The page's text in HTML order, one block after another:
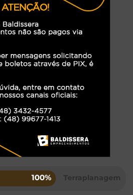
Pavimentadas
de Energia Elétrica
Permanente
Pública em LED
de Estacionamento
DA OBRA
Terraplanagem
100%